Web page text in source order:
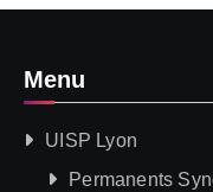
Menu
UISP Lyon
Permanents